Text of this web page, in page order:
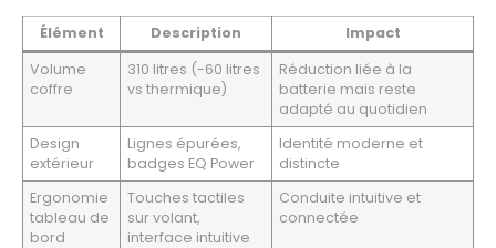
Élément Description
Impact
Volume
coffre
310 litres (-60 litres
vs thermique)
Réduction liée à la
batterie mais reste
adapté au quotidien
Design
extérieur
Lignes épurées,
badges EQ Power
Identité moderne et
distincte
Ergonomie
tableau de
bord
Touches tactiles
sur volant,
interface intuitive
Conduite intuitive et
connectée